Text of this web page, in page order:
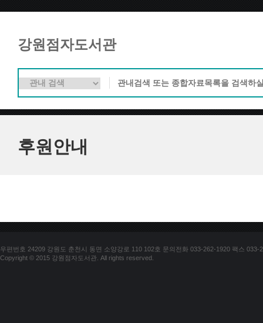
강원점자도서관
후원안내
우편번호 24209 강원도 춘천시 동면 소양강로 110 102호 문의전화 033-262-1920 팩스 033-
Copyright © 2015 강원점자도서관. All rights reserved.